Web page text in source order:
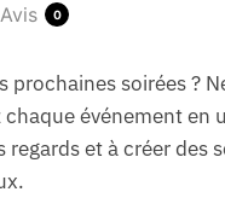
Avis 0
soirées ?
événement en
et à créer des